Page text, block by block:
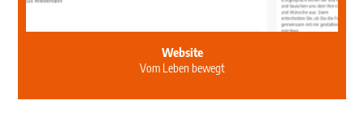
Website
Vom Leben bewegt